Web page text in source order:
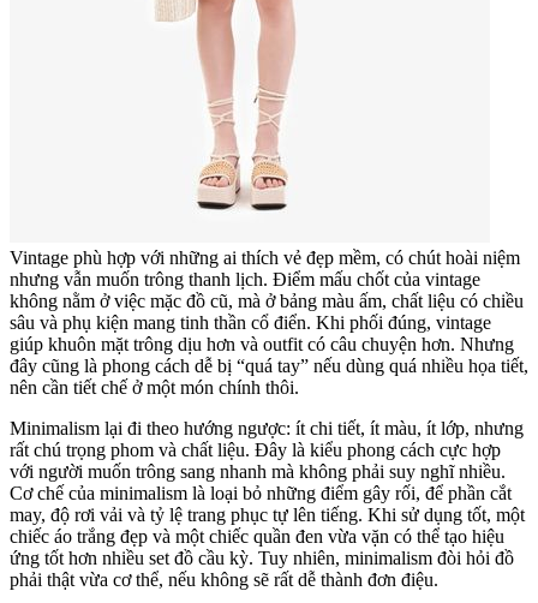
Vintage phù hợp với những ai thích vẻ đẹp mềm, có chút hoài niệm
nhưng vẫn muốn trông thanh lịch. Điểm mấu chốt của vintage
không nằm ở việc mặc đồ cũ, mà ở bảng màu ấm, chất liệu có chiều
sâu và phụ kiện mang tinh thần cổ điển. Khi phối đúng, vintage
giúp khuôn mặt trông dịu hơn và outfit có câu chuyện hơn. Nhưng
đây cũng là phong cách dễ bị “quá tay” nếu dùng quá nhiều họa tiết,
nên cần tiết chế ở một món chính thôi.
Minimalism lại đi theo hướng ngược: ít chi tiết, ít màu, ít lớp, nhưng
rất chú trọng phom và chất liệu. Đây là kiểu phong cách cực hợp
với người muốn trông sang nhanh mà không phải suy nghĩ nhiều.
Cơ chế của minimalism là loại bỏ những điểm gây rối, để phần cắt
may, độ rơi vải và tỷ lệ trang phục tự lên tiếng. Khi sử dụng tốt, một
chiếc áo trắng đẹp và một chiếc quần đen vừa vặn có thể tạo hiệu
ứng tốt hơn nhiều set đồ cầu kỳ. Tuy nhiên, minimalism đòi hỏi đồ
phải thật vừa cơ thể, nếu không sẽ rất dễ thành đơn điệu.